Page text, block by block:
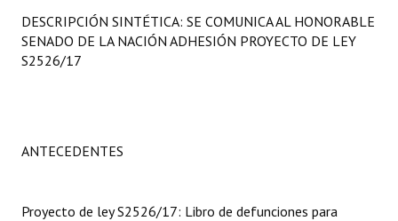
LEGISLACIÓN
Carta Orgánica 2007
DESCRIPCIÓN SINTÉTICA: SE COMUNICA AL HONORABLE
SENADO DE LA NACIÓN ADHESIÓN PROYECTO DE LEY
S2526/17
ANTECEDENTES
Proyecto de ley S2526/17: Libro de defunciones para